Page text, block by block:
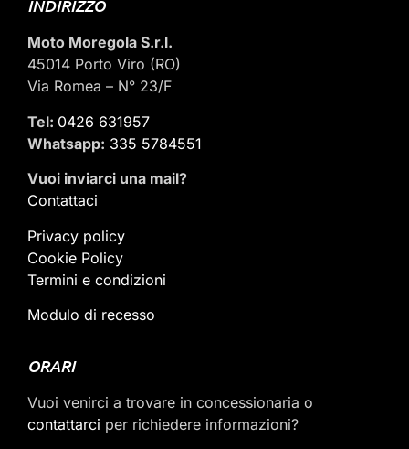
INDIRIZZO
Moto Moregola S.r.l.
45014 Porto Viro (RO)
Via Romea – N° 23/F
Tel: 0426 631957
Whatsapp: 335 5784551
Vuoi inviarci una mail?
Contattaci
Privacy policy
Cookie Policy
Termini e condizioni
Modulo di recesso
ORARI
Vuoi venirci a trovare in concessionaria o
contattarci per richiedere informazioni?